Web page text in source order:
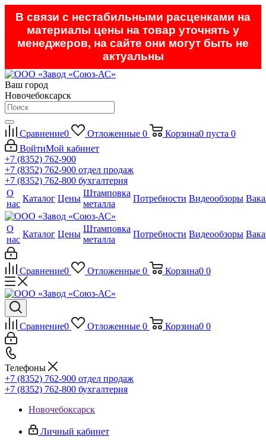
В связи с нестабильными расценками на
материалы цены на товар уточнять у
менеджеров, на сайте они могут быть не
актуальны
Ваш город
Новочебоксарск
Сравнение0 Отложенные 0 Корзина0 пуста 0
ВойтиМой кабинет
+7 (8352) 762-900
+7 (8352) 762-900 отдел продаж
+7 (8352) 762-800 бухгалтерия
О
нас
Каталог Цены
Штамповка
металла
Потребности Видеообзоры
О
нас
Каталог Цены
Штамповка
металла
Потребности Видеообзоры
Сравнение0 Отложенные 0 Корзина0 0
Сравнение0 Отложенные 0 Корзина0 0
Телефоны
+7 (8352) 762-900 отдел продаж
+7 (8352) 762-800 бухгалтерия
Новочебоксарск
Личный кабинет